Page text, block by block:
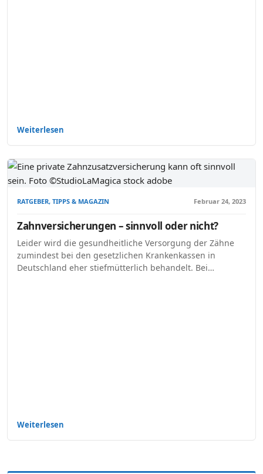
Weiterlesen
RATGEBER, TIPPS & MAGAZIN Februar 24, 2023
Zahnversicherungen – sinnvoll oder nicht?
Leider wird die gesundheitliche Versorgung der Zähne
zumindest bei den gesetzlichen Krankenkassen in
Deutschland eher stiefmütterlich behandelt. Bei…
Weiterlesen